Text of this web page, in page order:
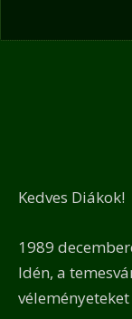
Kedves Diákok!
1989
Idén, a